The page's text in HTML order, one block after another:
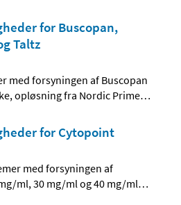
for Buscopan,
Taltz
med forsyningen af Buscopan
opløsning fra Nordic Prime…
for Cytopoint
med forsyningen af
ml, 30 mg/ml og 40 mg/ml…